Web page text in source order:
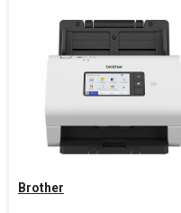
Brother